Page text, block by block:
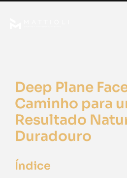
Deep Plane
Caminho para
Resultado
Duradouro
Índice